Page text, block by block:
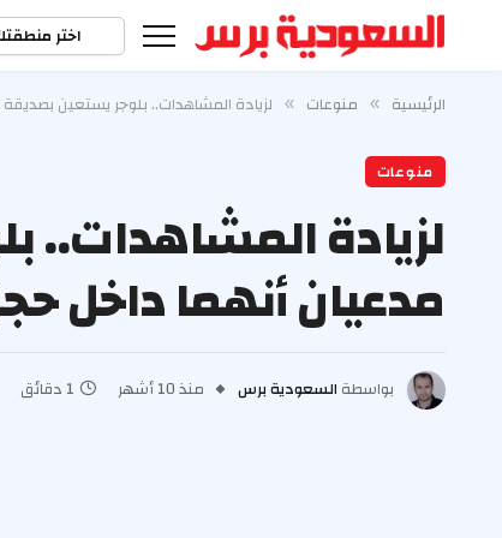
اختر
الرئيسية » منوعات » لزيادة المشاهدات.. بلوجر يستعين
منوعات
لزيادة المشاهدات..
مدعيان أنهما
بواسطة السعودية برس منذ 10 أشهر 1 دقائق